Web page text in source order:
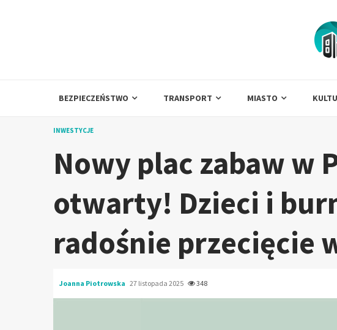
BEZPIECZEŃSTWO TRANSPORT MIASTO
INWESTYCJE
Nowy plac zabaw w
otwarty! Dzieci i
radośnie przecięcie
Joanna Piotrowska 27 listopada 2025 348